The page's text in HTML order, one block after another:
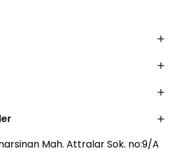
Mah. Attralar Sok. no:9/A